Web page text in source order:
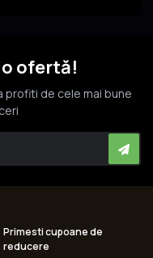
ofertă!
profiti de cele mai bune
Primesti cupoane de
reducere